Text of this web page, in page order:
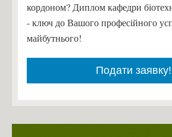
кордоном? Диплом кафедри
- ключ до Вашого професійного
майбутнього!
Подати заявку!